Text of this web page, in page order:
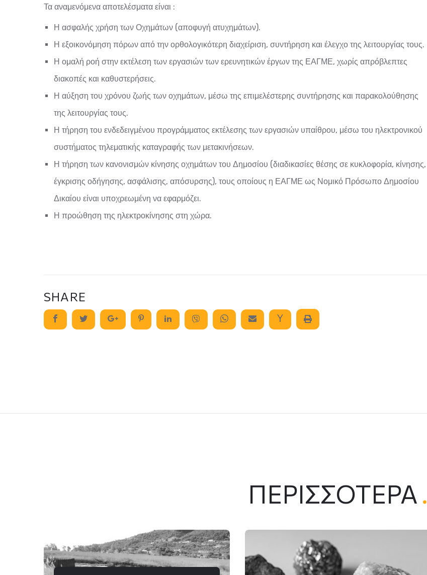
Τα αναμενόμενα αποτελέσματα είναι :
Η ασφαλής χρήση των Οχημάτων (αποφυγή ατυχημάτων).
Η εξοικονόμηση πόρων από την ορθολογικότερη διαχείριση, συντήρηση και έλεγχο της λειτουργίας τους.
Η ομαλή ροή στην εκτέλεση των εργασιών των ερευνητικών έργων της ΕΑΓΜΕ, χωρίς απρόβλεπτες
διακοπές και καθυστερήσεις.
Η αύξηση του χρόνου ζωής των οχημάτων, μέσω της επιμελέστερης συντήρησης και παρακολούθησης
της λειτουργίας τους.
Η τήρηση του ενδεδειγμένου προγράμματος εκτέλεσης των εργασιών υπαίθρου, μέσω του ηλεκτρονικού
συστήματος τηλεματικής καταγραφής των μετακινήσεων.
Η τήρηση των κανονισμών κίνησης οχημάτων του Δημοσίου (διαδικασίες θέσης σε κυκλοφορία, κίνησης,
έγκρισης οδήγησης, ασφάλισης, απόσυρσης), τους οποίους η ΕΑΓΜΕ ως Νομικό Πρόσωπο Δημοσίου
Δικαίου είναι υποχρεωμένη να εφαρμόζει.
Η προώθηση της ηλεκτροκίνησης στη χώρα.
SHARE
ΠΕΡΙΣΣΌΤΕΡΑ.